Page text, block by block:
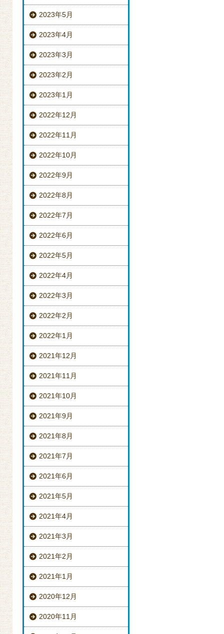
2023年5月
2023年4月
2023年3月
2023年2月
2023年1月
2022年12月
2022年11月
2022年10月
2022年9月
2022年8月
2022年7月
2022年6月
2022年5月
2022年4月
2022年3月
2022年2月
2022年1月
2021年12月
2021年11月
2021年10月
2021年9月
2021年8月
2021年7月
2021年6月
2021年5月
2021年4月
2021年3月
2021年2月
2021年1月
2020年12月
2020年11月